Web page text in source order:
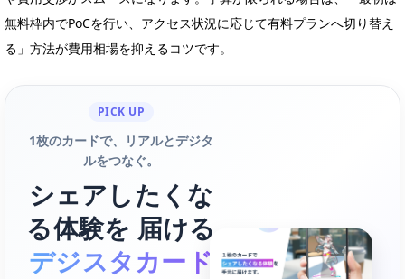
無料枠内でPoCを行い、アクセス状況に応じて有料プランへ切り替え
る」方法が費用相場を抑えるコツです。
PICK UP
1枚のカードで、リアルとデジタ
ルをつなぐ。
シェアしたくな
る体験を 届ける
デジスタカード